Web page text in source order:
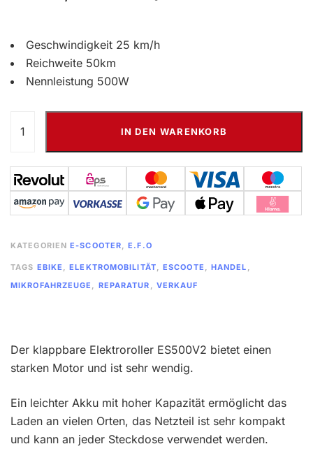
Geschwindigkeit 25 km/h
Reichweite 50km
Nennleistung 500W
IN DEN WARENKORB
KATEGORIEN E-SCOOTER ,E.F.O
TAGS EBIKE ,ELEKTROMOBILITÄT,ESCOOTE , HANDEL ,
MIKROFAHRZEUGE , REPARATUR , VERKAUF
Der klappbare Elektroroller ES500V2 bietet einen
starken Motor und ist sehr wendig.
Ein leichter Akku mit hoher Kapazität ermöglicht das
Laden an vielen Orten, das Netzteil ist sehr kompakt
und kann an jeder Steckdose verwendet werden.